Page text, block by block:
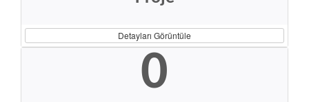
Detayları Görüntüle
0